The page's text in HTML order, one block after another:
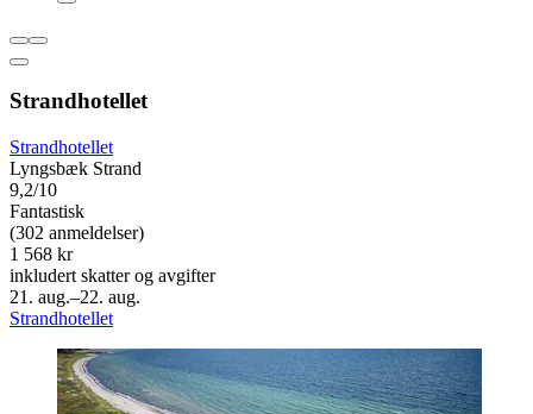
Strandhotellet
Strandhotellet
Lyngsbæk Strand
9,2/10
Fantastisk
(302 anmeldelser)
1 568 kr
inkludert skatter og avgifter
21. aug.–22. aug.
Strandhotellet